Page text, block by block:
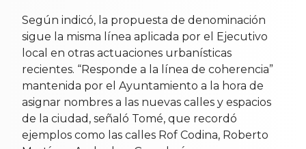
Según indicó, la propuesta de denominación
sigue la misma línea aplicada por el Ejecutivo
local en otras actuaciones urbanísticas
recientes. “Responde a la línea de coherencia”
mantenida por el Ayuntamiento a la hora de
asignar nombres a las nuevas calles y espacios
de la ciudad, señaló Tomé, que recordó
ejemplos como las calles Rof Codina, Roberto